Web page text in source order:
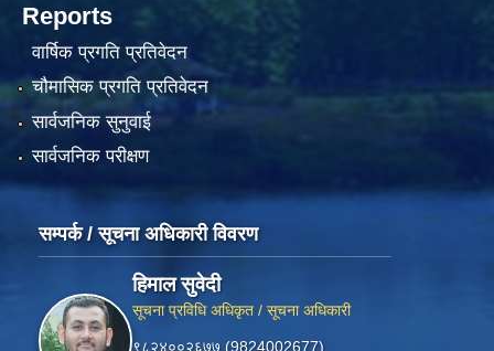
Reports
वार्षिक प्रगति प्रतिवेदन
चौमासिक प्रगति प्रतिवेदन
सार्वजनिक सुनुवाई
सार्वजनिक परीक्षण
सम्पर्क / सूचना अधिकारी विवरण
हिमाल सुवेदी
सूचना प्रविधि अधिकृत / सूचना अधिकारी
९८२४००२६७७ (9824002677)